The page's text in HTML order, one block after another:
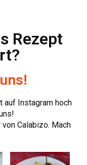
Rezept
auf Instagram hoch
Calabizo. Mach